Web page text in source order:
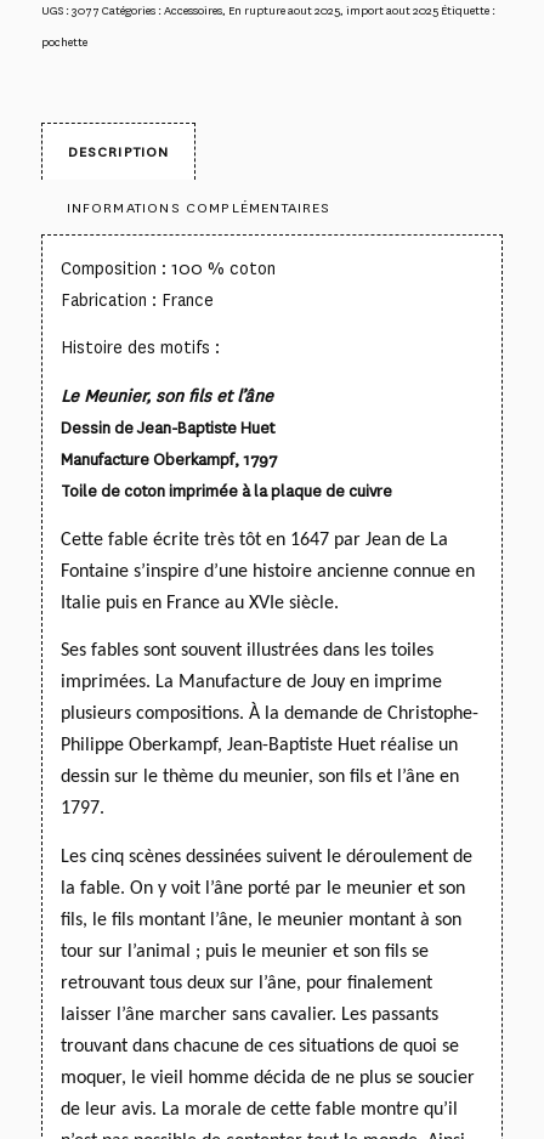
UGS :3077 Catégories :Accessoires, En rupture aout 2025, import aout 2025 Étiquette :
pochette
DESCRIPTION
INFORMATIONS COMPLÉMENTAIRES
Composition : 100 % coton
Fabrication : France
Histoire des motifs :
Le Meunier, son fils et l’âne
Dessin de Jean-Baptiste Huet
Manufacture Oberkampf, 1797
Toile de coton imprimée à la plaque de cuivre
Cette fable écrite très tôt en 1647 par Jean de La
Fontaine s’inspire d’une histoire ancienne connue en
Italiepuis en France au XVIe siècle.
Ses fables sont souvent illustrées dans les toiles
imprimées. La Manufacture de Jouy en imprime
plusieurs compositions. À la demande de Christophe-
Philippe Oberkampf, Jean-Baptiste Huet réalise un
dessin sur le thème du meunier, son fils et l’âne en
1797.
Les cinq scènes dessinées suivent le déroulement de
la fable. On y voit l’âne porté par le meunier et son
fils, le fils montant l’âne, le meunier montant à son
tour sur l’animal ; puis le meunier et son fils se
retrouvant tous deux sur l’âne, pour finalement
laisser l’âne marcher sans cavalier. Les passants
trouvant dans chacune de ces situations de quoi se
moquer, le vieil homme décida de ne plus se soucier
de leur avis. La morale de cette fable montre qu’il